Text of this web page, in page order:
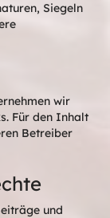
Siegeln
wir
Für den Inhalt
Betreiber
und